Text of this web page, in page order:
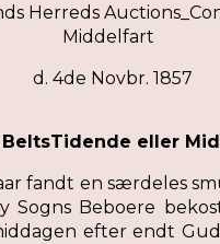
Herreds
Middelfart
d. 4de Novbr. 1857
BeltsTidende eller
fandt en særdeles
Sogns Beboere
efter endt